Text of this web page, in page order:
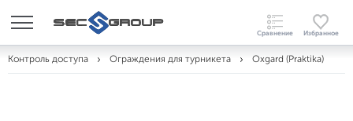
Контроль доступа Ограждения для турникета Oxgard (Praktika)